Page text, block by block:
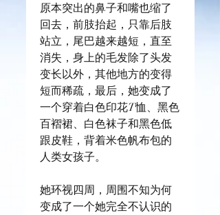
原本突出的鼻子和嘴也缩了
回去，前肢抬起，只靠后肢
站立，尾巴越来越短，直至
消失，身上的毛发除了头发
变长以外，其他地方的变得
短而稀疏，最后，她变成了
一个穿着白色印花T恤、黑色
百褶裙、白色袜子和黑色低
跟皮鞋，背着米色帆布包的
人类女孩子。
她环视四周，周围不知为何
变成了一个她完全不认识的